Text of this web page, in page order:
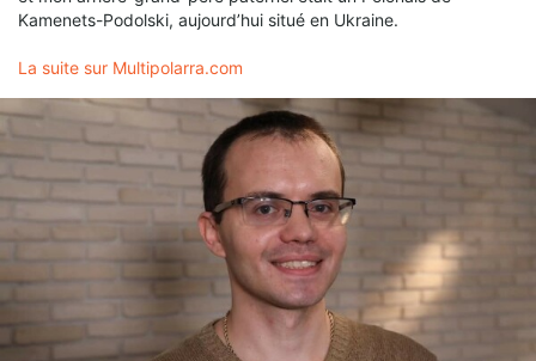
Kamenets-Podolski, aujourd’hui situé en Ukraine.
La suite sur Multipolarra.com